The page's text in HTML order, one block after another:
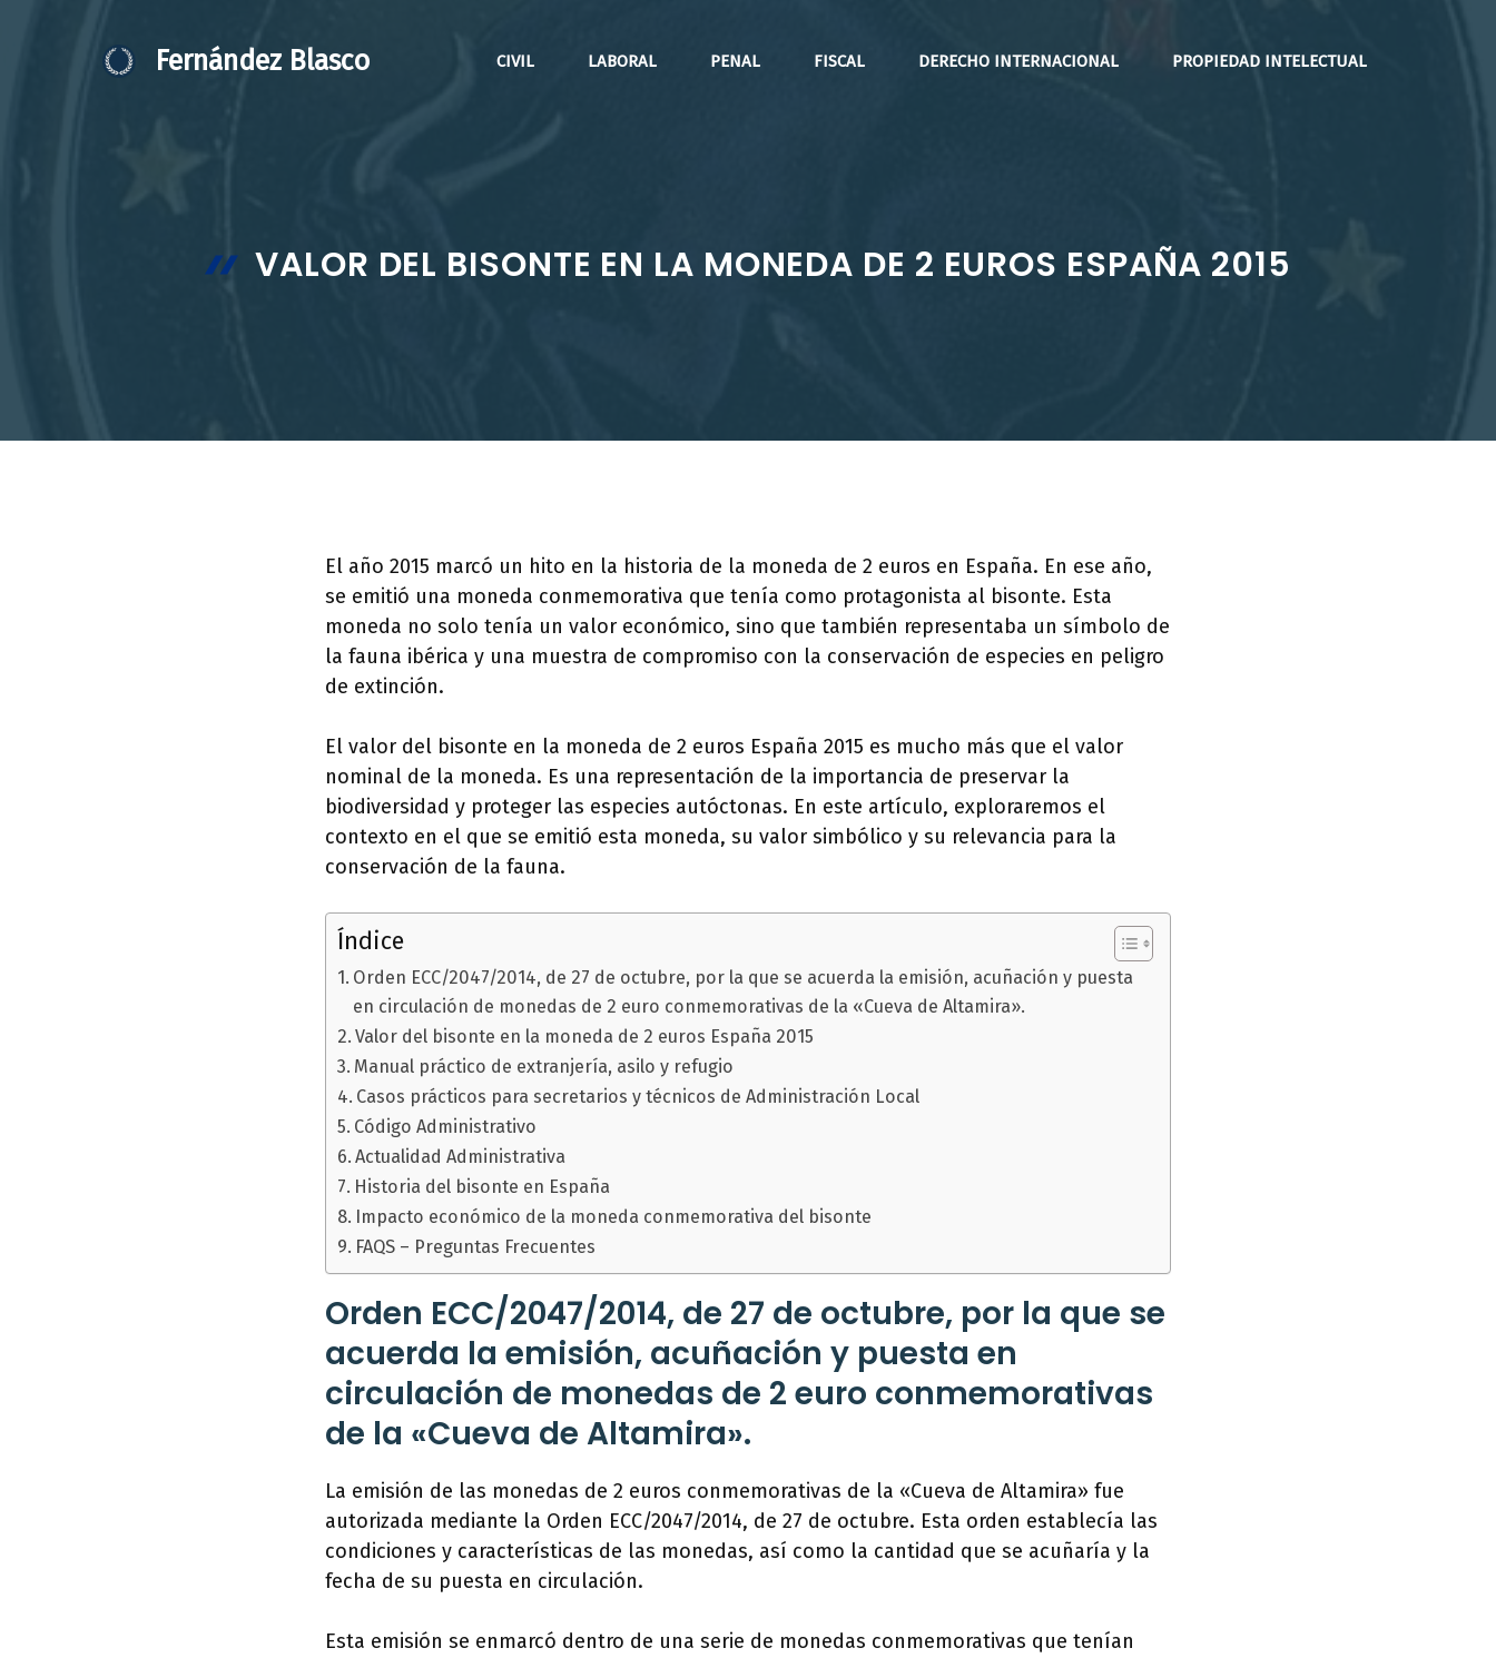
Fernández Blasco CIVIL LABORAL PENAL FISCAL DERECHO INTERNACIONAL PROPIEDAD INTELECTUAL
VALOR DEL BISONTE EN LA MONEDA DE 2 EUROS ESPAÑA 2015
El año 2015 marcó un hito en la historia de la moneda de 2 euros en España. En ese año,
se emitió una moneda conmemorativa que tenía como protagonista al bisonte. Esta
moneda no solo tenía un valor económico, sino que también representaba un símbolo de
la fauna ibérica y una muestra de compromiso con la conservación de especies en peligro
de extinción.
El valor del bisonte en la moneda de 2 euros España 2015 es mucho más que el valor
nominal de la moneda. Es una representación de la importancia de preservar la
biodiversidad y proteger las especies autóctonas. En este artículo, exploraremos el
contexto en el que se emitió esta moneda, su valor simbólico y su relevancia para la
conservación de la fauna.
Índice
Orden ECC/2047/2014, de 27 de octubre, por la que se acuerda la emisión, acuñación y puesta
en circulación de monedas de 2 euro conmemorativas de la «Cueva de Altamira».
Valor del bisonte en la moneda de 2 euros España 2015
Manual práctico de extranjería, asilo y refugio
Casos prácticos para secretarios y técnicos de Administración Local
Código Administrativo
Actualidad Administrativa
Historia del bisonte en España
Impacto económico de la moneda conmemorativa del bisonte
FAQS – Preguntas Frecuentes
Orden ECC/2047/2014, de 27 de octubre, por la que se
acuerda la emisión, acuñación y puesta en
circulación de monedas de 2 euro conmemorativas
de la «Cueva de Altamira».
La emisión de las monedas de 2 euros conmemorativas de la «Cueva de Altamira» fue
autorizada mediante la Orden ECC/2047/2014, de 27 de octubre. Esta orden establecía las
condiciones y características de las monedas, así como la cantidad que se acuñaría y la
fecha de su puesta en circulación.
Esta emisión se enmarcó dentro de una serie de monedas conmemorativas que tenían